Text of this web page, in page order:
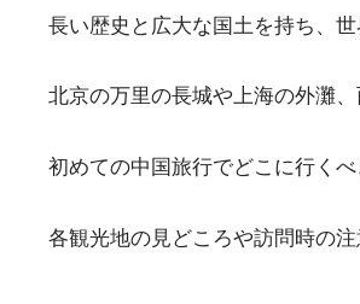
長い歴史と広大な国土を持ち、
北京の万里の長城や上海の外灘
初めての中国旅行でどこに行く
各観光地の見どころや訪問時の